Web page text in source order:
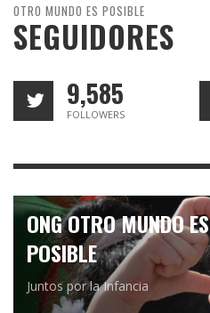
OTRO MUNDO ES POSIBLE
SEGUIDORES
9,585
FOLLOWERS
ONG OTRO MUNDO ES
POSIBLE
Juntos por la Infancia